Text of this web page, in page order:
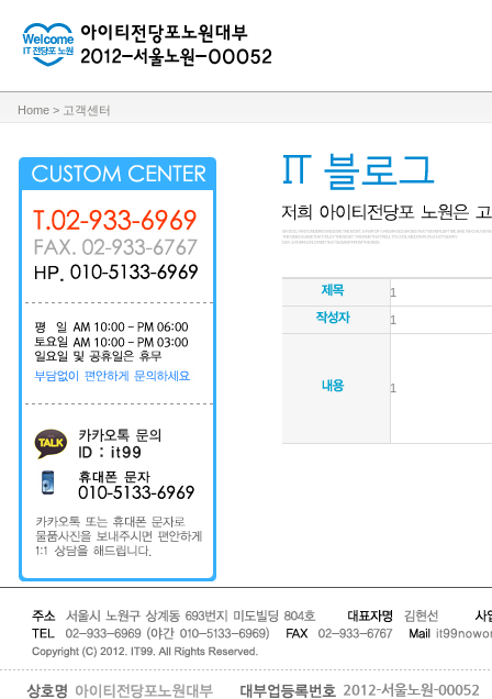
Home > 고객센터
1
1
1